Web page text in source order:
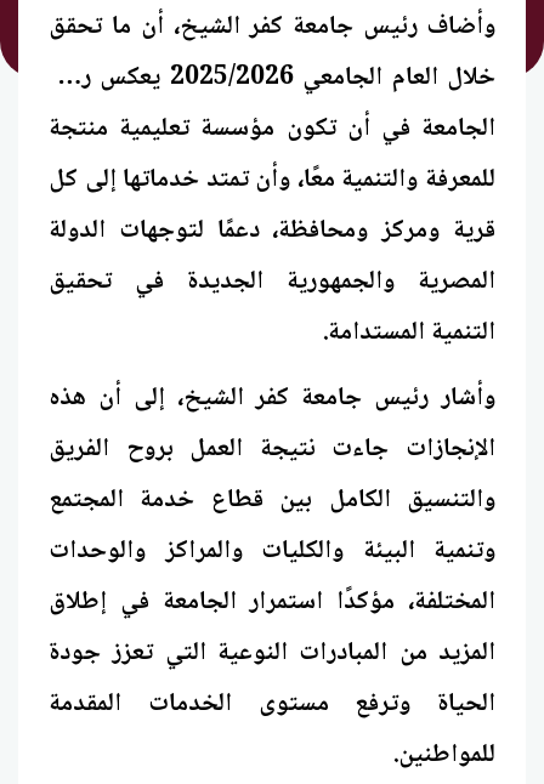
وأضاف رئيس جامعة كفر الشيخ، أن ما تحقق
خلال العام الجامعي 2025/2026 يعكس رؤية
الجامعة في أن تكون مؤسسة تعليمية منتجة
للمعرفة والتنمية معًا، وأن تمتد خدماتها إلى كل
قرية ومركز ومحافظة، دعمًا لتوجهات الدولة
المصرية والجمهورية الجديدة في تحقيق
التنمية المستدامة.
وأشار رئيس جامعة كفر الشيخ، إلى أن هذه
الإنجازات جاءت نتيجة العمل بروح الفريق
والتنسيق الكامل بين قطاع خدمة المجتمع
وتنمية البيئة والكليات والمراكز والوحدات
المختلفة، مؤكدًا استمرار الجامعة في إطلاق
المزيد من المبادرات النوعية التي تعزز جودة
الحياة وترفع مستوى الخدمات المقدمة
للمواطنين.